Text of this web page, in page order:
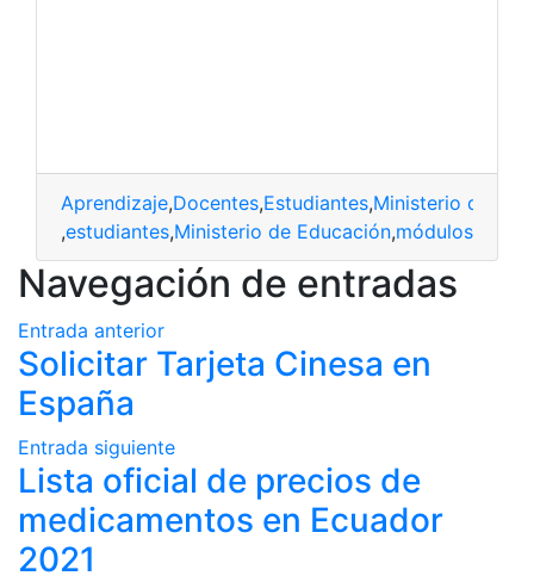
Aprendizaje,Docentes,Estudiantes,Ministerio de
,estudiantes,Ministerio de Educación,módulos
Navegación de entradas
Entrada anterior
Solicitar Tarjeta Cinesa en
España
Entrada siguiente
Lista oficial de precios de
medicamentos en Ecuador
2021